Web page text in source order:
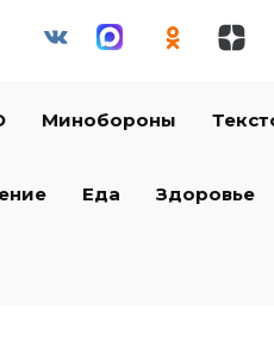
Минобороны
Еда Здоровье